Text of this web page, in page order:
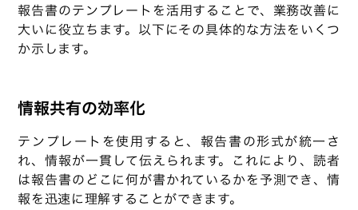
報告書のテンプレートを活用することで、業務改善に
大いに役立ちます。以下にその具体的な方法をいくつ
か示します。
情報共有の効率化
テンプレートを使用すると、報告書の形式が統一さ
れ、情報が一貫して伝えられます。これにより、読者
は報告書のどこに何が書かれているかを予測でき、情
報を迅速に理解することができます。